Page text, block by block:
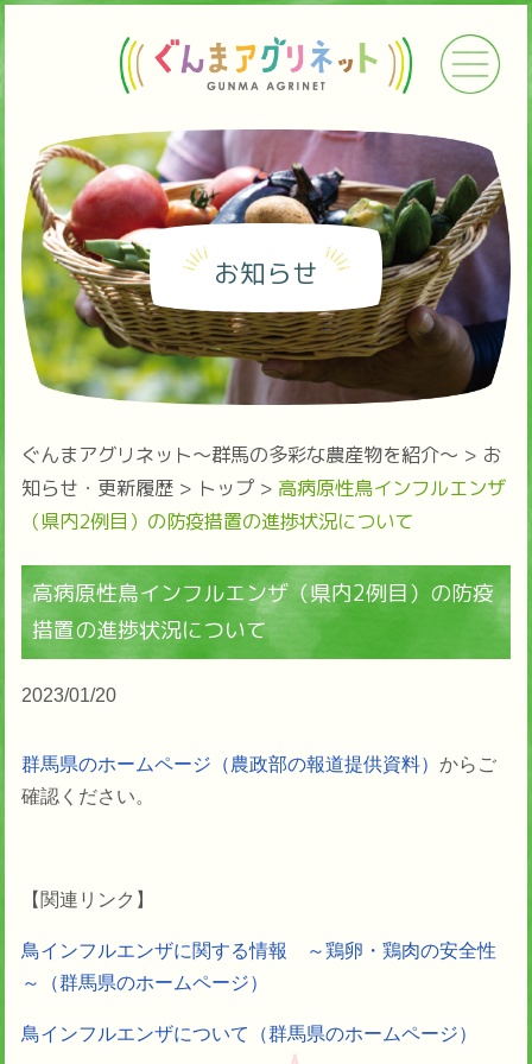
お知らせ
ぐんまアグリネット～群馬の多彩な農産物を紹介～ > お
知らせ・更新履歴> トップ> 高病原性鳥インフルエンザ
（県内2例目）の防疫措置の進捗状況について
高病原性鳥インフルエンザ（県内2例目）の防疫
措置の進捗状況について
2023/01/20
群馬県のホームページ（農政部の報道提供資料） からご
確認ください。
【関連リンク】
鳥インフルエンザに関する情報 ～鶏卵・鶏肉の安全性
～（群馬県のホームページ）
鳥インフルエンザについて（群馬県のホームページ）